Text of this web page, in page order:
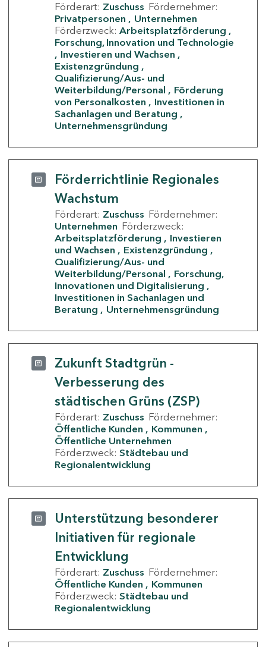
Förderart: Zuschuss Fördernehmer:
Privatpersonen
Unternehmen
Förderzweck: Arbeitsplatzförderung
Forschung, Innovation und Technologie
Investieren und Wachsen
Existenzgründung
Qualifizierung/Aus- und
Weiterbildung/Personal
Förderung
von Personalkosten
Investitionen in
Sachanlagen und Beratung
Unternehmensgründung
Förderrichtlinie Regionales
Wachstum
Förderart: Zuschuss Fördernehmer:
Unternehmen Förderzweck:
Arbeitsplatzförderung
Investieren
und Wachsen
Existenzgründung
Qualifizierung/Aus- und
Weiterbildung/Personal
Forschung,
Innovationen und Digitalisierung
Investitionen in Sachanlagen und
Beratung
Unternehmensgründung
Zukunft Stadtgrün -
Verbesserung des
städtischen Grüns (ZSP)
Förderart: Zuschuss Fördernehmer:
Öffentliche Kunden
Kommunen
Öffentliche Unternehmen
Förderzweck: Städtebau und
Regionalentwicklung
Unterstützung besonderer
Initiativen für regionale
Entwicklung
Förderart: Zuschuss Fördernehmer:
Öffentliche Kunden
Kommunen
Förderzweck: Städtebau und
Regionalentwicklung